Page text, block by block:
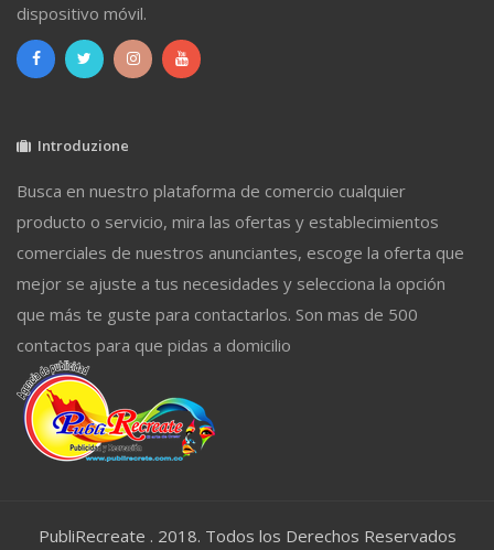
dispositivo móvil.
Introduzione
Busca en nuestro plataforma de comercio cualquier
producto o servicio, mira las ofertas y establecimientos
comerciales de nuestros anunciantes, escoge la oferta que
mejor se ajuste a tus necesidades y selecciona la opción
que más te guste para contactarlos. Son mas de 500
contactos para que pidas a domicilio
PubliRecreate . 2018. Todos los Derechos Reservados